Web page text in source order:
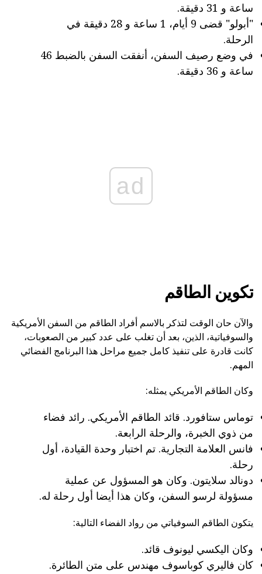
ساعة و 31 دقيقة.
"أبولو" قضى 9 أيام، 1 ساعة و 28 دقيقة في
الرحلة.
في وضع رصيف السفن، أنفقت السفن بالضبط 46
ساعة و 36 دقيقة.
ad
تكوين الطاقم
والآن حان الوقت لتذكر بالاسم أفراد الطاقم من السفن الأمريكية
والسوفياتية، الذين، بعد أن تغلب على عدد كبير من الصعوبات،
كانت قادرة على تنفيذ كامل جميع مراحل هذا البرنامج الفضائي
المهم.
وكان الطاقم الأمريكي يمثله:
توماس ستافورد. قائد الطاقم الأمريكي. رائد فضاء
من ذوي الخبرة، والرحلة الرابعة.
فانس العلامة التجارية. تم اختبار وحدة القيادة، أول
رحلة.
دونالد سلايتون. وكان هو المسؤول عن عملية
مسؤولة لرسو السفن، وكان هذا أيضا أول رحلة له.
يتكون الطاقم السوفياتي من رواد الفضاء التالية:
وكان اليكسي ليونوف قائد.
كان فاليري كوباسوف مهندس على متن الطائرة.